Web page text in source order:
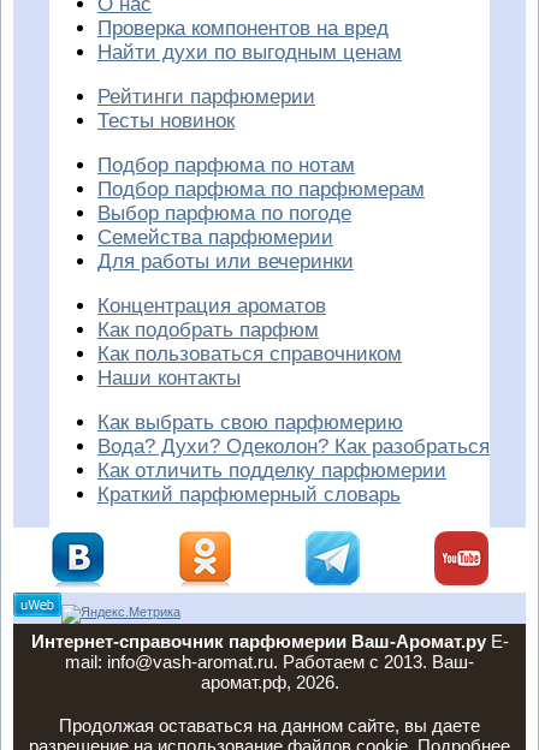
О нас
Проверка компонентов на вред
Найти духи по выгодным ценам
Рейтинги парфюмерии
Тесты новинок
Подбор парфюма по нотам
Подбор парфюма по парфюмерам
Выбор парфюма по погоде
Семейства парфюмерии
Для работы или вечеринки
Концентрация ароматов
Как подобрать парфюм
Как пользоваться справочником
Наши контакты
Как выбрать свою парфюмерию
Вода? Духи? Одеколон? Как разобраться
Как отличить подделку парфюмерии
Краткий парфюмерный словарь
Интернет-справочник парфюмерии Ваш-Аромат.руE-
mail: info@vash-aromat.ru. Работаем с 2013. Ваш-
аромат.рф, 2026.
Продолжая оставаться на данном сайте, вы даете